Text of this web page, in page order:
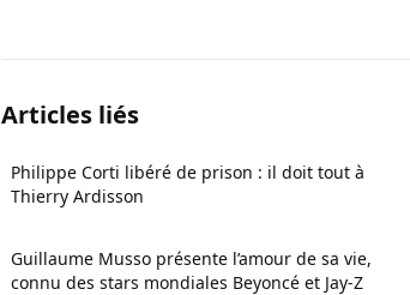
Articles liés
Philippe Corti libéré de prison : il doit tout à
Thierry Ardisson
Guillaume Musso présente l’amour de sa vie,
connu des stars mondiales Beyoncé et Jay-Z